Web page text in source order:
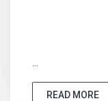
...
READ MORE